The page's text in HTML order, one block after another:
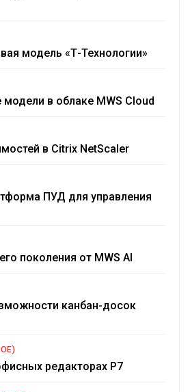
модель «Т-Технологии»
в облаке MWS Cloud
в Citrix NetScaler
ПУД для управления
поколения от MWS AI
канбан-досок
редакторах Р7